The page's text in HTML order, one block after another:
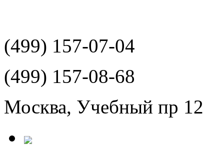
(499) 157-07-04
(499) 157-08-68
Москва, Учебный пр 12